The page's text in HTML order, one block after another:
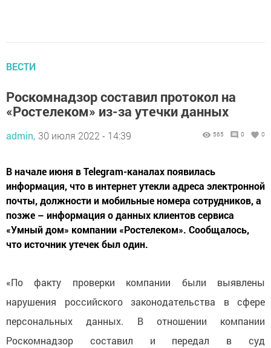
ВЕСТИ
Роскомнадзор составил протокол на
«Ростелеком» из-за утечки данных
admin, 30 июля 2022 - 14:39 565 0 0
В начале июня в Telegram-каналах появилась
информация, что в интернет утекли адреса электронной
почты, должности и мобильные номера сотрудников, а
позже – информация о данных клиентов сервиса
«Умный дом» компании «Ростелеком». Сообщалось,
что источник утечек был один.
«По факту проверки компании были выявлены
нарушения российского законодательства в сфере
персональных данных. В отношении компании
Роскомнадзор составил и передал в суд